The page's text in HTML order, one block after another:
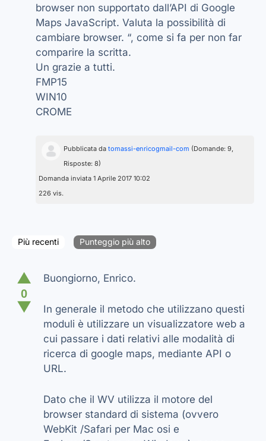
browser non supportato dall’API di Google
Maps JavaScript. Valuta la possibilità di
cambiare browser. “, come si fa per non far
comparire la scritta.
Un grazie a tutti.
FMP15
WIN10
CROME
Pubblicata da tomassi-enricogmail-com (Domande: 9,
Risposte: 8)
Domanda inviata 1 Aprile 2017 10:02
226 vis.
Più recenti Punteggio più alto
▲
0
▼
Buongiorno, Enrico.
In generale il metodo che utilizzano questi
moduli è utilizzare un visualizzatore web a
cui passare i dati relativi alle modalità di
ricerca di google maps, mediante API o
URL.
Dato che il WV utilizza il motore del
browser standard di sistema (ovvero
WebKit /Safari per Mac osi e